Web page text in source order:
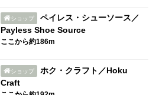
ショップ
ペイレス・シューソース／
Payless Shoe Source
ここから約186m
ショップ
ホク・クラフト／Hoku
Craft